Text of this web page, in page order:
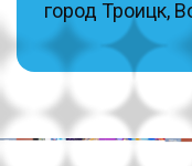
город Троицк,